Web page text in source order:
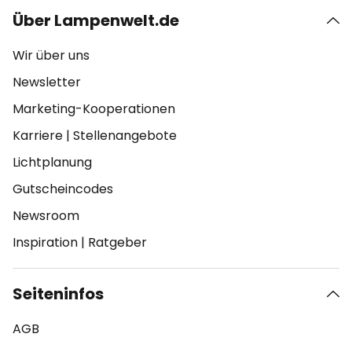
Über Lampenwelt.de
Wir über uns
Newsletter
Marketing-Kooperationen
Karriere | Stellenangebote
Lichtplanung
Gutscheincodes
Newsroom
Inspiration | Ratgeber
Seiteninfos
AGB